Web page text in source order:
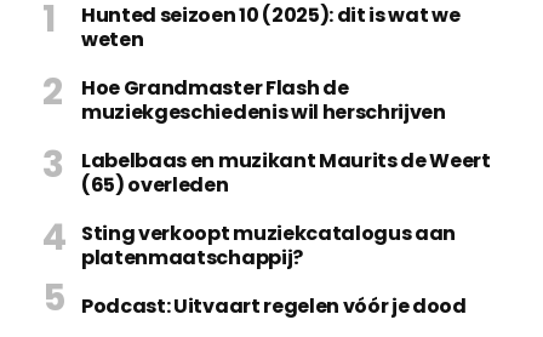
Hunted seizoen 10 (2025): dit is wat we
weten
Hoe Grandmaster Flash de
muziekgeschiedenis wil herschrijven
Labelbaas en muzikant Maurits de Weert
(65) overleden
Sting verkoopt muziekcatalogus aan
platenmaatschappij?
Podcast: Uitvaart regelen vóór je dood